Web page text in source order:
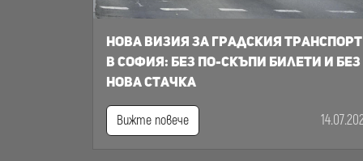
Нова визия за градския транспорт
в София: Без по-скъпи билети и без
нова стачка
Вижте повече